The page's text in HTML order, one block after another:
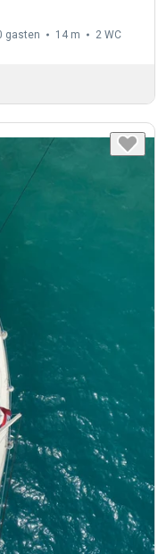
gasten 14 m 2 WC